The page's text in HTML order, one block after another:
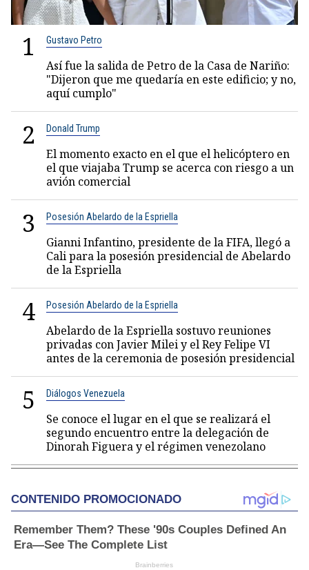
1 Gustavo Petro
Así fue la salida de Petro de la Casa de Nariño:
"Dijeron que me quedaría en este edificio; y no,
aquí cumplo"
2 Donald Trump
El momento exacto en el que el helicóptero en
el que viajaba Trump se acerca con riesgo a un
avión comercial
3 Posesión Abelardo de la Espriella
Gianni Infantino, presidente de la FIFA, llegó a
Cali para la posesión presidencial de Abelardo
de la Espriella
4 Posesión Abelardo de la Espriella
Abelardo de la Espriella sostuvo reuniones
privadas con Javier Milei y el Rey Felipe VI
antes de la ceremonia de posesión presidencial
5 Diálogos Venezuela
Se conoce el lugar en el que se realizará el
segundo encuentro entre la delegación de
Dinorah Figuera y el régimen venezolano